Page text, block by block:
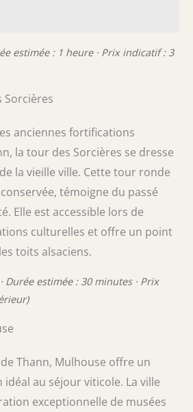
estimée : 1 heure · Prix indicatif : 3
Sorcières
anciennes fortifications
la tour des Sorcières se dresse
la vieille ville. Cette tour ronde
témoigne du passé
Elle est accessible lors de
culturelles et offre un point
toits alsaciens.
estimée : 30 minutes · Prix
Thann, Mulhouse offre un
au séjour viticole. La ville
exceptionnelle de musées